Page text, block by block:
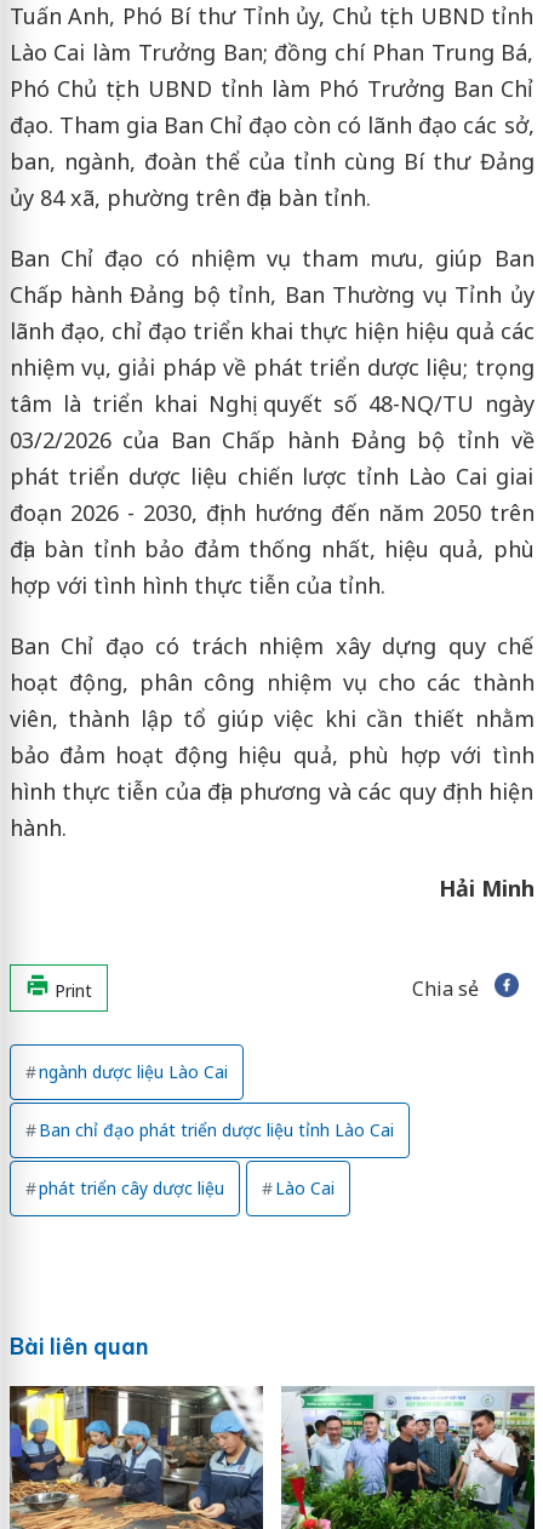
Tuấn Anh, Phó Bí thư Tỉnh ủy, Chủ tịch UBND tỉnh
Lào Cai làm Trưởng Ban; đồng chí Phan Trung Bá,
Phó Chủ tịch UBND tỉnh làm Phó Trưởng Ban Chỉ
đạo. Tham gia Ban Chỉ đạo còn có lãnh đạo các sở,
ban, ngành, đoàn thể của tỉnh cùng Bí thư Đảng
ủy 84 xã, phường trên địa bàn tỉnh.
Ban Chỉ đạo có nhiệm vụ tham mưu, giúp Ban
Chấp hành Đảng bộ tỉnh, Ban Thường vụ Tỉnh ủy
lãnh đạo, chỉ đạo triển khai thực hiện hiệu quả các
nhiệm vụ, giải pháp về phát triển dược liệu; trọng
tâm là triển khai Nghị quyết số 48-NQ/TU ngày
03/2/2026 của Ban Chấp hành Đảng bộ tỉnh về
phát triển dược liệu chiến lược tỉnh Lào Cai giai
đoạn 2026 - 2030, định hướng đến năm 2050 trên
địa bàn tỉnh bảo đảm thống nhất, hiệu quả, phù
hợp với tình hình thực tiễn của tỉnh.
Ban Chỉ đạo có trách nhiệm xây dựng quy chế
hoạt động, phân công nhiệm vụ cho các thành
viên, thành lập tổ giúp việc khi cần thiết nhằm
bảo đảm hoạt động hiệu quả, phù hợp với tình
hình thực tiễn của địa phương và các quy định hiện
hành.
Hải Minh
Print Chia sẻ
ngành dược liệu Lào Cai
Ban chỉ đạo phát triển dược liệu tỉnh Lào Cai
phát triển cây dược liệu Lào Cai
Bài liên quan